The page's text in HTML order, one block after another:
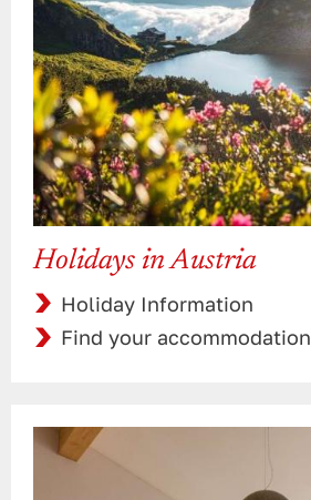
Holidays in Austria
Holiday Information
Find your accommodation